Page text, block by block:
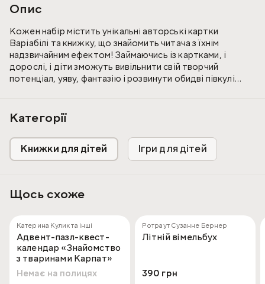
Опис
Кожен набір містить унікальні авторські картки
Варіабілі та книжку, що знайомить читача з їхнім
надзвичайним ефектом! Займаючись із картками, і
дорослі, і діти зможуть вивільнити свій творчий
потенціал, уяву, фантазію і розвинути обидві півкулі
Категорії
Книжки для дітей Ігри для дітей
Щось схоже
Катерина Кулик та інші
Адвент-пазл-квест-
календар «Знайомство
з тваринами Карпат»
Немає на полицях
Ротраут Сузанне Бернер
Літній вімельбух
390 грн